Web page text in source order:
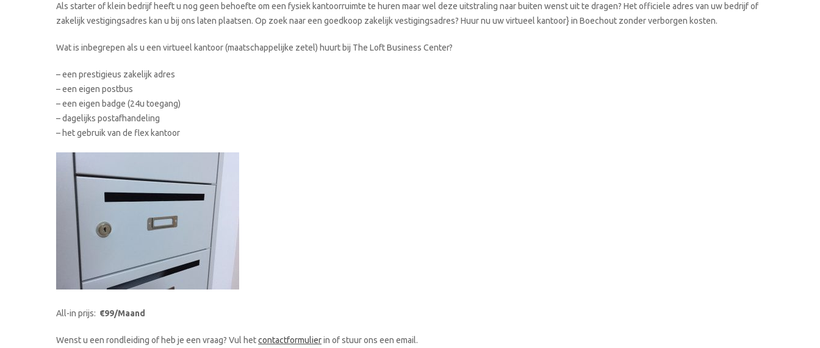
Als starter of klein bedrijf heeft u nog geen behoefte om een fysiek kantoorruimte te huren maar wel deze uitstraling naar buiten wenst uit te dragen? Het officiele adres van uw bedrijf of
zakelijk vestigingsadres kan u bij ons laten plaatsen. Op zoek naar een goedkoop zakelijk vestigingsadres? Huur nu uw virtueel kantoor} in Boechout zonder verborgen kosten.
Wat is inbegrepen als u een virtueel kantoor (maatschappelijke zetel) huurt bij The Loft Business Center?
– een prestigieus zakelijk adres
– een eigen postbus
– een eigen badge (24u toegang)
– dagelijks postafhandeling
– het gebruik van de flex kantoor
All-in prijs: €99/Maand
Wenst u een rondleiding of heb je een vraag? Vul hetcontactformulierin of stuur ons een email.